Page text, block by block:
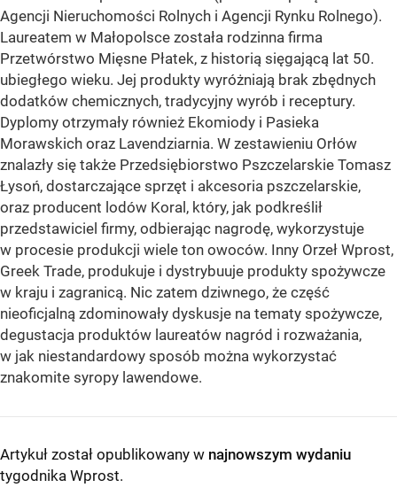
Agencji Nieruchomości Rolnych i Agencji Rynku Rolnego).
Laureatem w Małopolsce została rodzinna firma
Przetwórstwo Mięsne Płatek, z historią sięgającą lat 50.
ubiegłego wieku. Jej produkty wyróżniają brak zbędnych
dodatków chemicznych, tradycyjny wyrób i receptury.
Dyplomy otrzymały również Ekomiody i Pasieka
Morawskich oraz Lavendziarnia. W zestawieniu Orłów
znalazły się także Przedsiębiorstwo Pszczelarskie Tomasz
Łysoń, dostarczające sprzęt i akcesoria pszczelarskie,
oraz producent lodów Koral, który, jak podkreślił
przedstawiciel firmy, odbierając nagrodę, wykorzystuje
w procesie produkcji wiele ton owoców. Inny Orzeł Wprost,
Greek Trade, produkuje i dystrybuuje produkty spożywcze
w kraju i zagranicą. Nic zatem dziwnego, że część
nieoficjalną zdominowały dyskusje na tematy spożywcze,
degustacja produktów laureatów nagród i rozważania,
w jak niestandardowy sposób można wykorzystać
znakomite syropy lawendowe.
Artykuł został opublikowany w najnowszym wydaniu
tygodnika Wprost.